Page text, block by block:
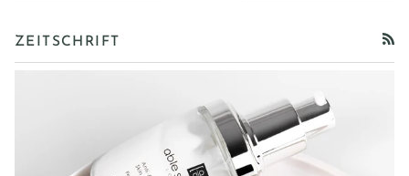
ZEITSCHRIFT